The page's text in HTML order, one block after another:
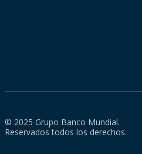
© 2025 Grupo Banco Mundial.
Reservados todos los derechos.